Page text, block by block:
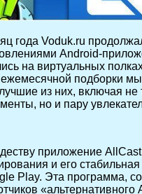
года Voduk.ru
Android-
на виртуальных
подборки мы
из них, включая не
но и пару
приложение
и его
Play. Эта программа,
«альтернативного